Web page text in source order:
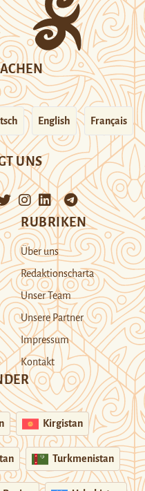
English Français
UNS
RUBRIKEN
Über uns
Redaktionscharta
Unser Team
Unsere Partner
Impressum
Kontakt
Kirgistan
Turkmenistan